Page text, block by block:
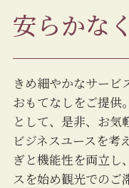
安らかな
きめ細やかなサービ
おもてなしをご提供
として、是非、お気
ビジネスユースを考
ぎと機能性を両立し
スを始め観光でのご